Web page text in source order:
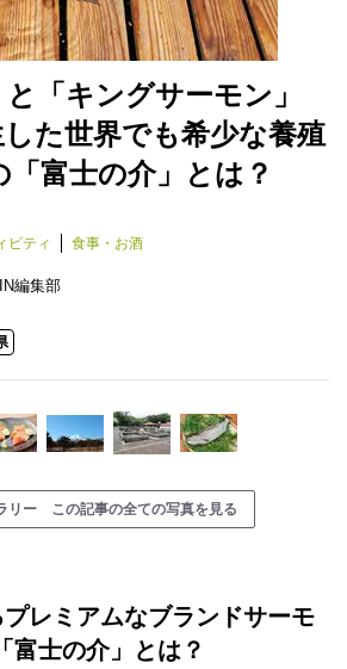
と「キングサーモン」
た世界でも希少な養殖
「富士の介」とは？
ビティ 食事・お酒
編集部
リー この記事の全ての写真を見る
レミアムなブランドサーモ
富士の介」とは？